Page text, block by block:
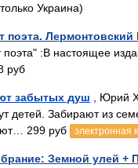
Украина)
поэта. Лермонтовский
:В настоящее
руб
забытых душ , Юрий
детей. Забирают из
299 руб
электронная
Земной улей +